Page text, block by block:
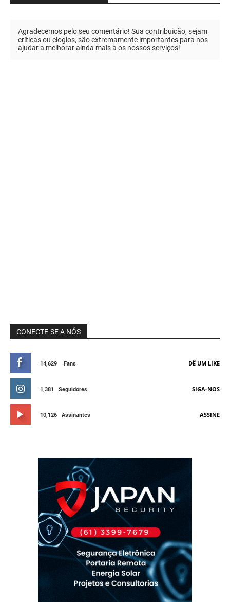
Agradecemos pelo seu comentário! Sua contribuição, sejam
críticas ou elogios, são extremamente importantes para nos
ajudar a melhorar ainda mais a os nossos serviços!
CONECTE-SE A NÓS
14,629 Fans DÊ UM LIKE
1,381 Seguidores SIGA-NOS
10,126 Assinantes ASSINE